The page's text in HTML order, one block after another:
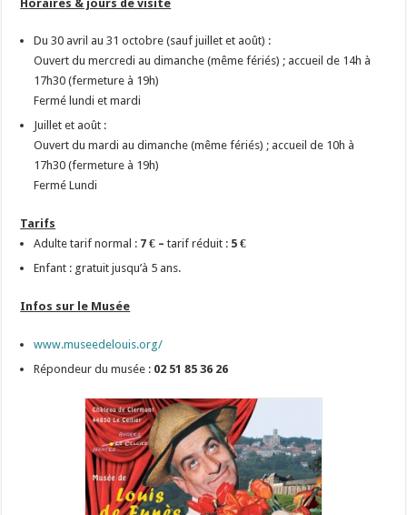
Horaires & jours de visite
Du 30 avril au 31 octobre (sauf juillet et août) :
Ouvert du mercredi au dimanche (même fériés) ; accueil de 14h à
17h30 (fermeture à 19h)
Fermé lundi et mardi
Juillet et août :
Ouvert du mardi au dimanche (même fériés) ; accueil de 10h à
17h30 (fermeture à 19h)
Fermé Lundi
Tarifs
Adulte tarif normal : 7 € –tarif réduit : 5 €
Enfant : gratuit jusqu’à 5 ans.
Infos sur le Musée
www.museedelouis.org/
Répondeur du musée : 02 51 85 36 26